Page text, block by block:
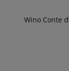
Wino Conte